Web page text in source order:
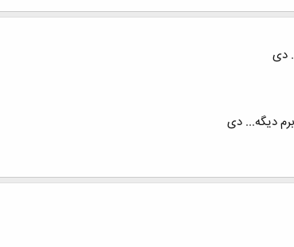
دی
برم دیگه... دی